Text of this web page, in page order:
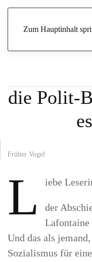
Zum Hauptinhalt
Polit-Bühne…ich finde es
die Polit-
Früher Vogel
L iebe
der
Und das als
Sozialismus für